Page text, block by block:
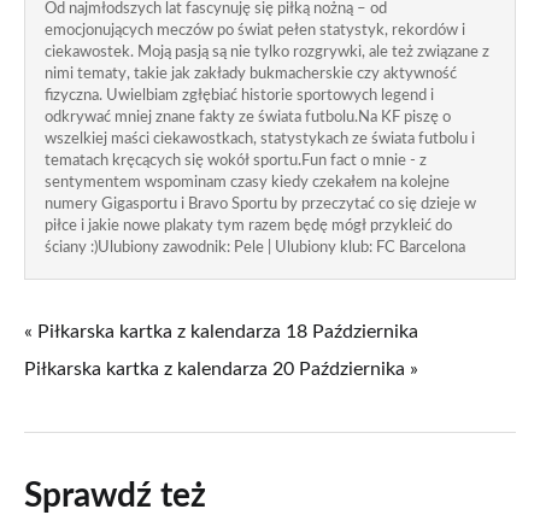
Od najmłodszych lat fascynuję się piłką nożną – od
emocjonujących meczów po świat pełen statystyk, rekordów i
ciekawostek. Moją pasją są nie tylko rozgrywki, ale też związane z
nimi tematy, takie jak zakłady bukmacherskie czy aktywność
fizyczna. Uwielbiam zgłębiać historie sportowych legend i
odkrywać mniej znane fakty ze świata futbolu.Na KF piszę o
wszelkiej maści ciekawostkach, statystykach ze świata futbolu i
tematach kręcących się wokół sportu.Fun fact o mnie - z
sentymentem wspominam czasy kiedy czekałem na kolejne
numery Gigasportu i Bravo Sportu by przeczytać co się dzieje w
piłce i jakie nowe plakaty tym razem będę mógł przykleić do
ściany :)Ulubiony zawodnik: Pele | Ulubiony klub: FC Barcelona
« Piłkarska kartka z kalendarza 18 Października
Piłkarska kartka z kalendarza 20 Października »
Sprawdź też